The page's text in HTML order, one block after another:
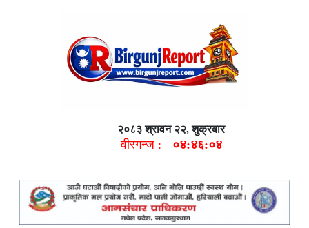
२०८३ श्रावन २२, शुक्रबार
वीरगन्ज : ०४:४६:०५